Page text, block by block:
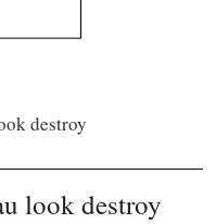
destroy
look destroy